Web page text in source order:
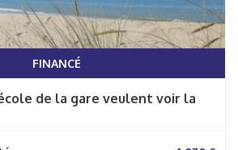
FINANCÉ
de la gare veulent voir la